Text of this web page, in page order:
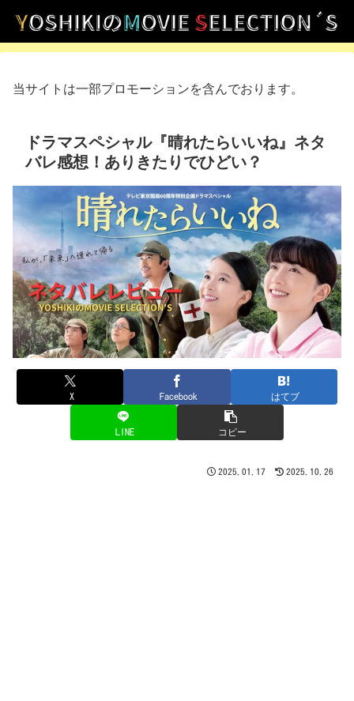
当サイトは一部プロモーションを含んでおります。
ドラマスペシャル『晴れたらいいね』ネタ
バレ感想！ありきたりでひどい？
X Facebook はてブ
LINE コピー
2025.01.17 2025.10.26